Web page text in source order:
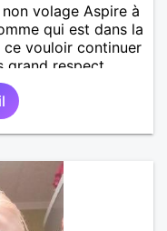
volage Aspire à
qui est dans la
ce vouloir continuer
grand respect,
D'un
blagueur
avec la
Pour
de vraie. Je
Pour
je ne suis pas